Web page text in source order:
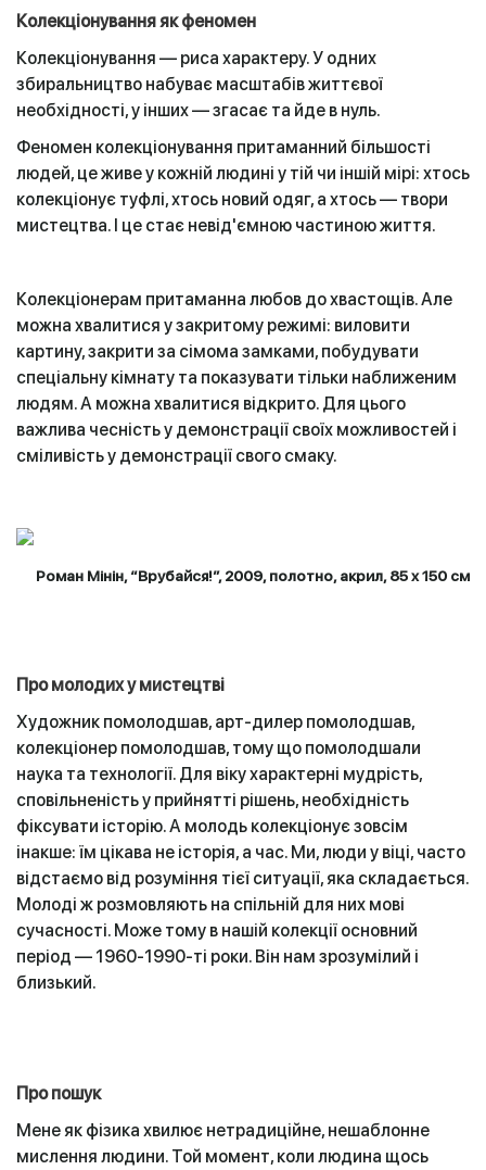
Колекціонування як феномен
Колекціонування — риса характеру. У одних
збиральництво набуває масштабів життєвої
необхідності, у інших — згасає та йде в нуль.
Феномен колекціонування притаманний більшості
людей, це живе у кожній людині у тій чи іншій мірі: хтось
колекціонує туфлі, хтось новий одяг, а хтось — твори
мистецтва. І це стає невід'ємною частиною життя.
Колекціонерам притаманна любов до хвастощів. Але
можна хвалитися у закритому режимі: виловити
картину, закрити за сімома замками, побудувати
спеціальну кімнату та показувати тільки наближеним
людям. А можна хвалитися відкрито. Для цього
важлива чесність у демонстрації своїх можливостей і
сміливість у демонстрації свого смаку.
Роман Мінін, “Врубайся!”, 2009, полотно, акрил, 85 х 150 см
Про молодих у мистецтві
Художник помолодшав, арт-дилер помолодшав,
колекціонер помолодшав, тому що помолодшали
наука та технології. Для віку характерні мудрість,
сповільненість у прийнятті рішень, необхідність
фіксувати історію. А молодь колекціонує зовсім
інакше: їм цікава не історія, а час. Ми, люди у віці, часто
відстаємо від розуміння тієї ситуації, яка складається.
Молоді ж розмовляють на спільній для них мові
сучасності. Може тому в нашій колекції основний
період — 1960-1990-ті роки. Він нам зрозумілий і
близький.
Про пошук
Мене як фізика хвилює нетрадиційне, нешаблонне
мислення людини. Той момент, коли людина щось